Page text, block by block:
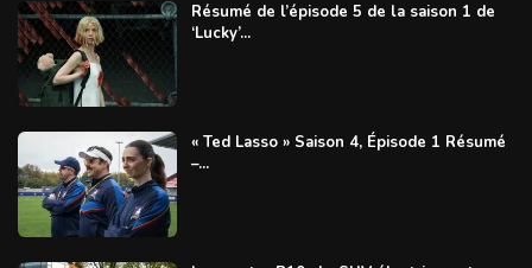
Résumé de l’épisode 5 de la saison 1 de
‘Lucky’...
« Ted Lasso » Saison 4, Épisode 1 Résumé
–...